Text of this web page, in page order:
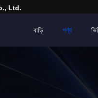
Ltd.
বাড়ি পণ্য